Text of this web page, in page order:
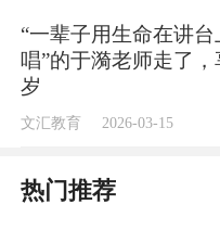
专业
主理
“一辈子用生命在讲台
唱”的于漪老师走了，
岁
文汇教育 2026-03-15
热门推荐